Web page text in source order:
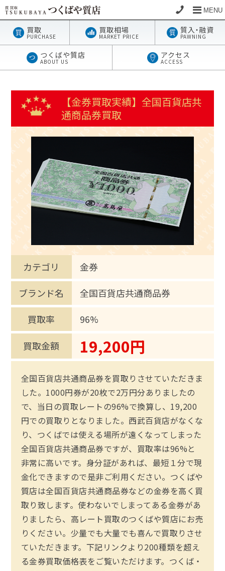
MENU
買取
PURCHASE
買取相場
MARKET PRICE
質入・融資
PAWNING
つくばや質店
ABOUT US
アクセス
ACCESS
【金券買取実績】全国百貨店共
通商品券買取
カテゴリ
金券
ブランド名
全国百貨店共通商品券
買取率
96%
買取金額 19,200円
全国百貨店共通商品券を買取りさせていただきま
した。1000円券が20枚で2万円分ありましたの
で、当日の買取レートの96%で換算し、19,200
円での買取りとなりました。西武百貨店がなくな
り、つくばでは使える場所が遠くなってしまった
全国百貨店共通商品券ですが、買取率は96%と
非常に高いです。身分証があれば、最短１分で現
金化できますので是非ご利用ください。つくばや
質店は全国百貨店共通商品券などの金券を高く買
取り致します。使わないでしまってある金券があ
りましたら、高レート買取のつくばや質店にお売
りください。少量でも大量でも喜んで買取りさせ
ていただきます。下記リンクより200種類を超え
る金券買取価格表をご覧いただけます。つくば・